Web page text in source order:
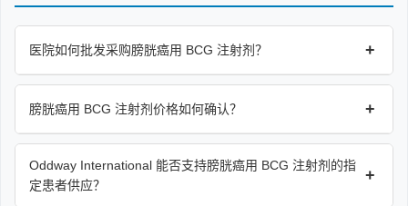
医院如何批发采购膀胱癌用 BCG 注射剂？ +
膀胱癌用 BCG 注射剂价格如何确认？ +
Oddway International 能否支持膀胱癌用 BCG 注射剂的指
定患者供应？
+